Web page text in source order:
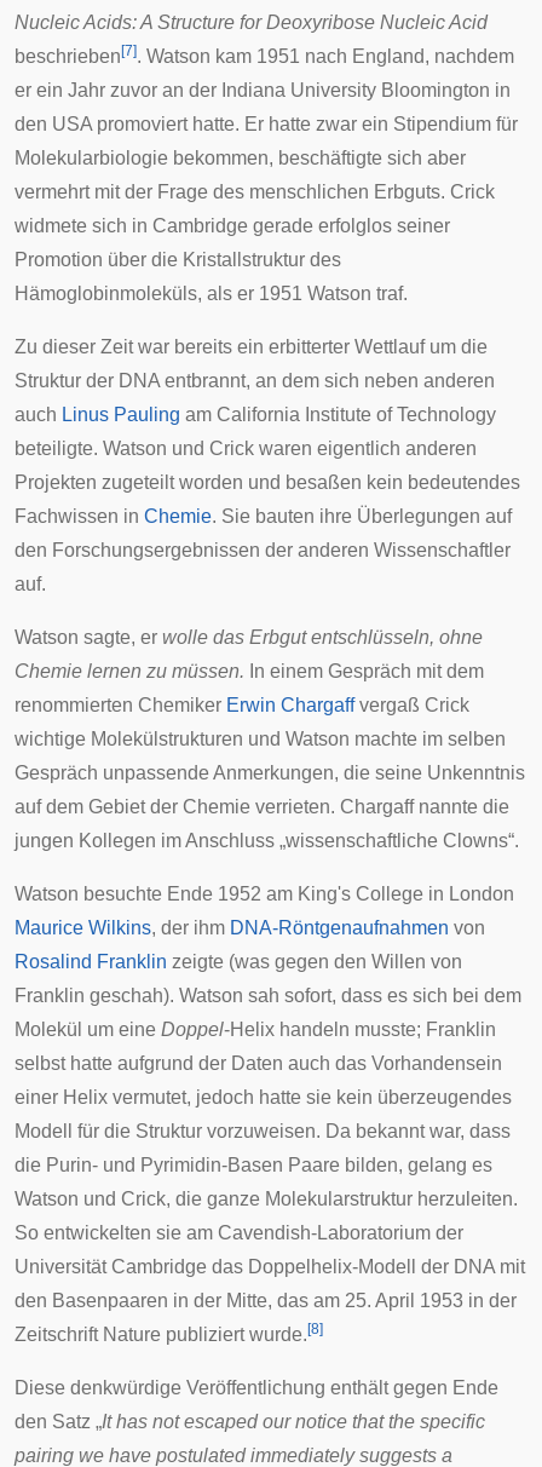
Nucleic Acids: A Structure for Deoxyribose Nucleic Acid
beschrieben [7]. Watson kam 1951 nach England, nachdem
er ein Jahr zuvor an der Indiana University Bloomington in
den USA promoviert hatte. Er hatte zwar ein Stipendium für
Molekularbiologie bekommen, beschäftigte sich aber
vermehrt mit der Frage des menschlichen Erbguts. Crick
widmete sich in Cambridge gerade erfolglos seiner
Promotion über die Kristallstruktur des
Hämoglobinmoleküls, als er 1951 Watson traf.
Zu dieser Zeit war bereits ein erbitterter Wettlauf um die
Struktur der DNA entbrannt, an dem sich neben anderen
auch Linus Pauling am California Institute of Technology
beteiligte. Watson und Crick waren eigentlich anderen
Projekten zugeteilt worden und besaßen kein bedeutendes
Fachwissen in Chemie. Sie bauten ihre Überlegungen auf
den Forschungsergebnissen der anderen Wissenschaftler
auf.
Watson sagte, er wolle das Erbgut entschlüsseln, ohne
Chemie lernen zu müssen. In einem Gespräch mit dem
renommierten Chemiker Erwin Chargaffvergaß Crick
wichtige Molekülstrukturen und Watson machte im selben
Gespräch unpassende Anmerkungen, die seine Unkenntnis
auf dem Gebiet der Chemie verrieten. Chargaff nannte die
jungen Kollegen im Anschluss „wissenschaftliche Clowns“.
Watson besuchte Ende 1952 am King's College in London
Maurice Wilkins, der ihm DNA-Röntgenaufnahmen von
Rosalind Franklin zeigte (was gegen den Willen von
Franklin geschah). Watson sah sofort, dass es sich bei dem
Molekül um eine Doppel-Helix handeln musste; Franklin
selbst hatte aufgrund der Daten auch das Vorhandensein
einer Helix vermutet, jedoch hatte sie kein überzeugendes
Modell für die Struktur vorzuweisen. Da bekannt war, dass
die Purin- und Pyrimidin-Basen Paare bilden, gelang es
Watson und Crick, die ganze Molekularstruktur herzuleiten.
So entwickelten sie am Cavendish-Laboratorium der
Universität Cambridge das Doppelhelix-Modell der DNA mit
den Basenpaaren in der Mitte, das am 25. April 1953 in der
Zeitschrift Nature publiziert wurde. [8]
Diese denkwürdige Veröffentlichung enthält gegen Ende
den Satz „It has not escaped our notice that the specific
pairing we have postulated immediately suggests a